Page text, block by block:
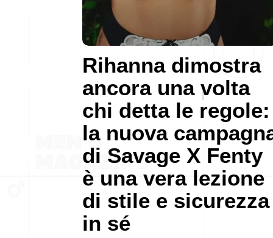
Rihanna dimostra
ancora una volta
chi detta le regole:
la nuova
di Savage X Fenty
è una vera lezione
di stile e sicurezza
in sé